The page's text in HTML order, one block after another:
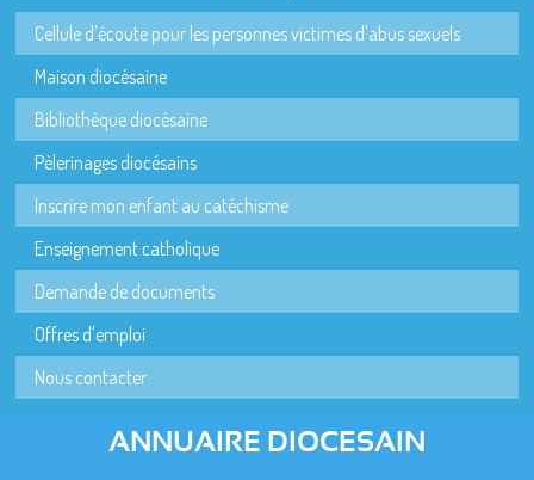
Cellule d'écoute pour les personnes victimes d'abus sexuels
Maison diocésaine
Bibliothèque diocésaine
Pèlerinages diocésains
Inscrire mon enfant au catéchisme
Enseignement catholique
Demande de documents
Offres d'emploi
Nous contacter
ANNUAIRE DIOCESAIN